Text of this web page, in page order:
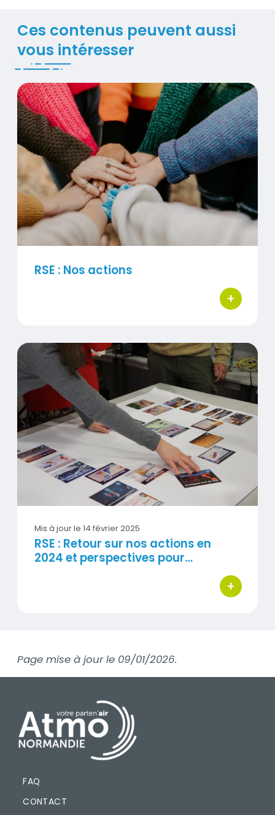
Titre
Ces contenus peuvent aussi
vous intéresser
Contenus
RSE : Nos actions
Visuel
RSE : Nos actions
+
bouton
RSE : Retour sur nos actions en 2024 et
Visuel
Mis à jour le 14 février 2025
RSE : Retour sur nos actions en
2024 et perspectives pour…
+
bouton
Contenu
Page mise à jour le 09/01/2026.
PIED DE PAGE
FAQ
CONTACT